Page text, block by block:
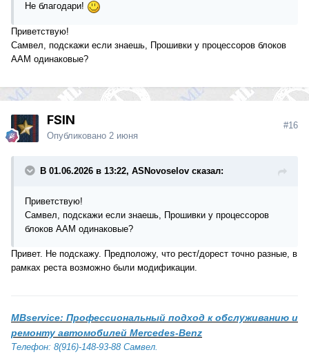
Не благодари!
Приветствую!
Самвел, подскажи если знаешь, Прошивки у процессоров блоков
ААМ одинаковые?
FSIN
Опубликовано 2 июня
#16
В 01.06.2026 в 13:22, ASNovoselov сказал:
Приветствую!
Самвел, подскажи если знаешь, Прошивки у процессоров
блоков ААМ одинаковые?
Привет. Не подскажу. Предположу, что рест/дорест точно разные, в
рамках реста возможно были модификации.
MBservice: Профессиональный подход к обслуживанию и
ремонту автомобилей Mercedes-Benz
Телефон: 8(916)-148-93-88 Самвел.